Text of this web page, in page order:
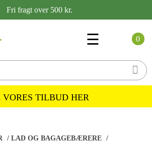
Fri fragt over 500 kr.
Toggle
☰

0
VORES TILBUD HER
/ LAD OG BAGAGEBÆRERE /